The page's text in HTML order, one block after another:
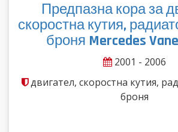
Предпазна кора за
скоростна кутия,
броня Mercedes
2001 - 2006
двигател, скоростна кутия,
броня